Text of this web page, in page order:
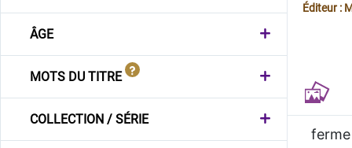
ÂGE
MOTS DU TITRE
COLLECTION / SÉRIE
Éditeur :
ferme